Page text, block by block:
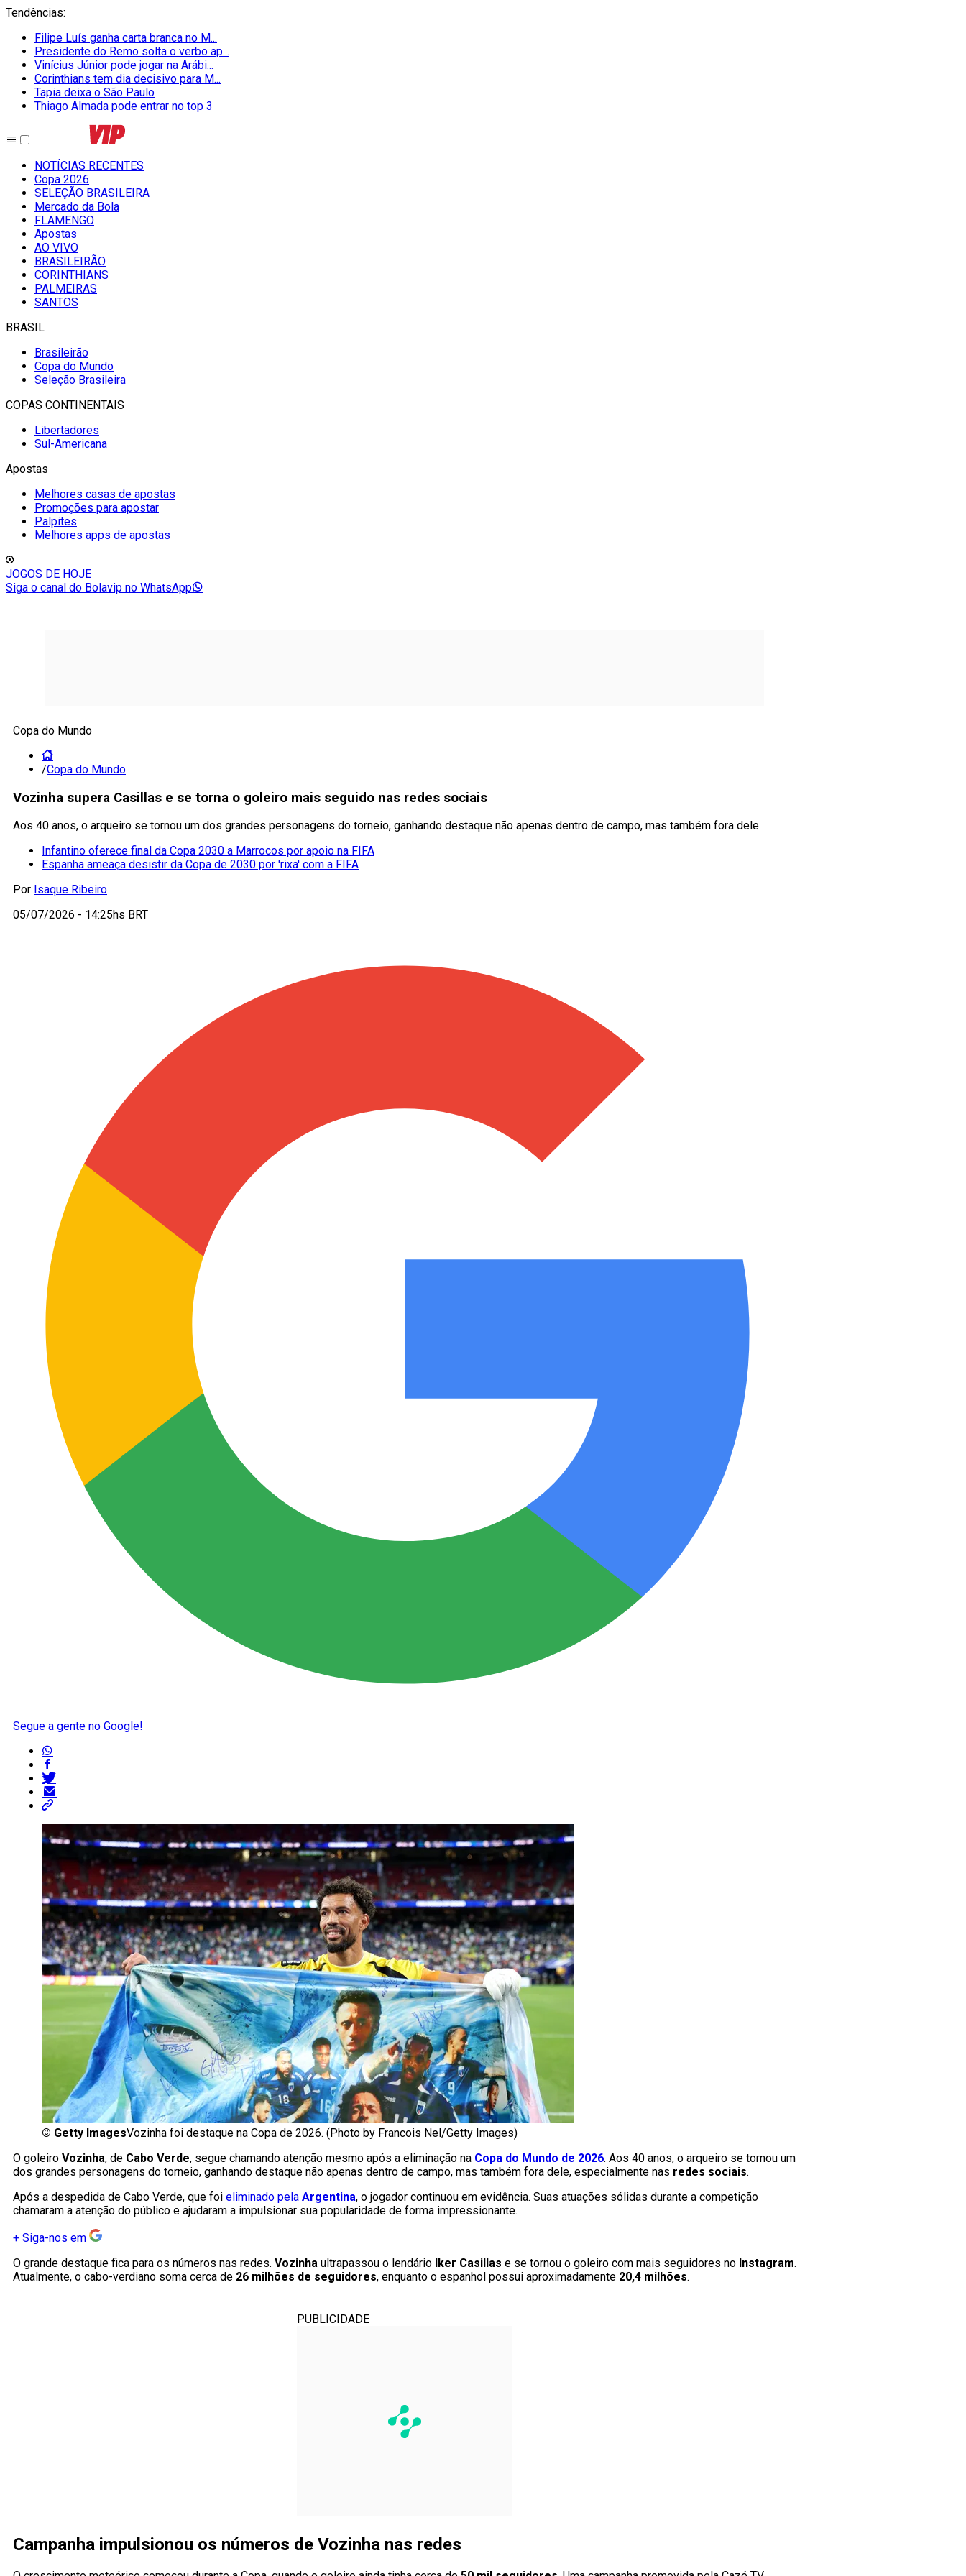
Tendências:
Filipe Luís ganha carta branca no M...
Presidente do Remo solta o verbo ap...
Vinícius Júnior pode jogar na Arábi...
Corinthians tem dia decisivo para M...
Tapia deixa o São Paulo
Thiago Almada pode entrar no top 3
NOTÍCIAS RECENTES
Copa 2026
SELEÇÃO BRASILEIRA
Mercado da Bola
FLAMENGO
Apostas
AO VIVO
BRASILEIRÃO
CORINTHIANS
PALMEIRAS
SANTOS
BRASIL
Brasileirão
Copa do Mundo
Seleção Brasileira
COPAS CONTINENTAIS
Libertadores
Sul-Americana
Apostas
Melhores casas de apostas
Promoções para apostar
Palpites
Melhores apps de apostas
JOGOS DE HOJE
Siga o canal do Bolavip no WhatsApp
Copa do Mundo
/Copa do Mundo
Vozinha supera Casillas e se torna o goleiro mais seguido nas redes sociais
Aos 40 anos, o arqueiro se tornou um dos grandes personagens do torneio, ganhando destaque não apenas dentro de campo, mas também fora dele
Infantino oferece final da Copa 2030 a Marrocos por apoio na FIFA
Espanha ameaça desistir da Copa de 2030 por 'rixa' com a FIFA
Por Isaque Ribeiro
05/07/2026 - 14:25hs BRT
Segue a gente no Google!
© Getty ImagesVozinha foi destaque na Copa de 2026. (Photo by Francois Nel/Getty Images)
O goleiro Vozinha, de Cabo Verde, segue chamando atenção mesmo após a eliminação na Copa do Mundo de 2026. Aos 40 anos, o arqueiro se tornou um
dos grandes personagens do torneio, ganhando destaque não apenas dentro de campo, mas também fora dele, especialmente nas redes sociais.
Após a despedida de Cabo Verde, que foi eliminado pela Argentina, o jogador continuou em evidência. Suas atuações sólidas durante a competição
chamaram a atenção do público e ajudaram a impulsionar sua popularidade de forma impressionante.
+ Siga-nos em
O grande destaque fica para os números nas redes. Vozinha ultrapassou o lendário Iker Casillas e se tornou o goleiro com mais seguidores no Instagram.
Atualmente, o cabo-verdiano soma cerca de 26 milhões de seguidores, enquanto o espanhol possui aproximadamente 20,4 milhões.
PUBLICIDADE
Campanha impulsionou os números de Vozinha nas redes